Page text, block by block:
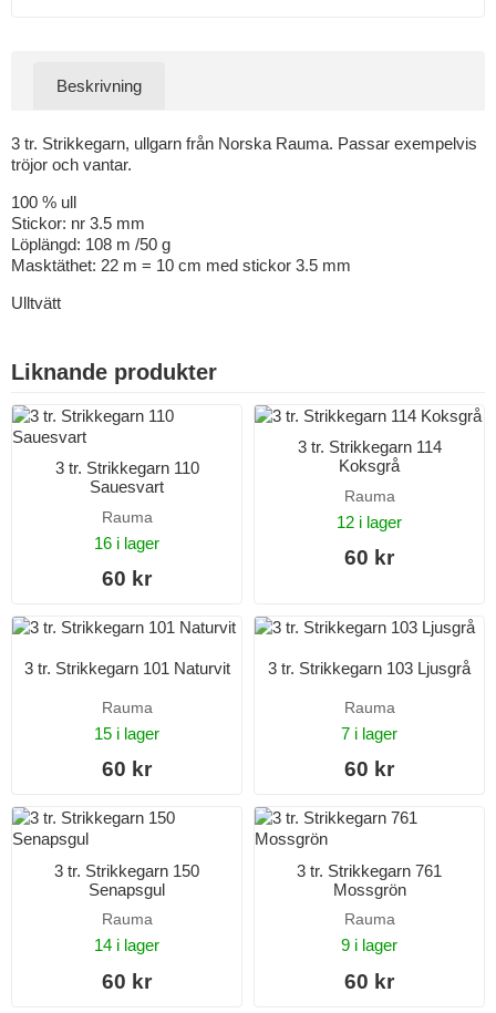
Beskrivning
3 tr. Strikkegarn, ullgarn från Norska Rauma. Passar exempelvis
tröjor och vantar.
100 % ull
Stickor: nr 3.5 mm
Löplängd: 108 m /50 g
Masktäthet: 22 m = 10 cm med stickor 3.5 mm
Ulltvätt
Liknande produkter
3 tr. Strikkegarn 110
Sauesvart
Rauma
16 i lager
60 kr
3 tr. Strikkegarn 114
Koksgrå
Rauma
12 i lager
60 kr
3 tr. Strikkegarn 101 Naturvit
Rauma
15 i lager
60 kr
3 tr. Strikkegarn 103 Ljusgrå
Rauma
7 i lager
60 kr
3 tr. Strikkegarn 150
Senapsgul
Rauma
14 i lager
60 kr
3 tr. Strikkegarn 761
Mossgrön
Rauma
9 i lager
60 kr